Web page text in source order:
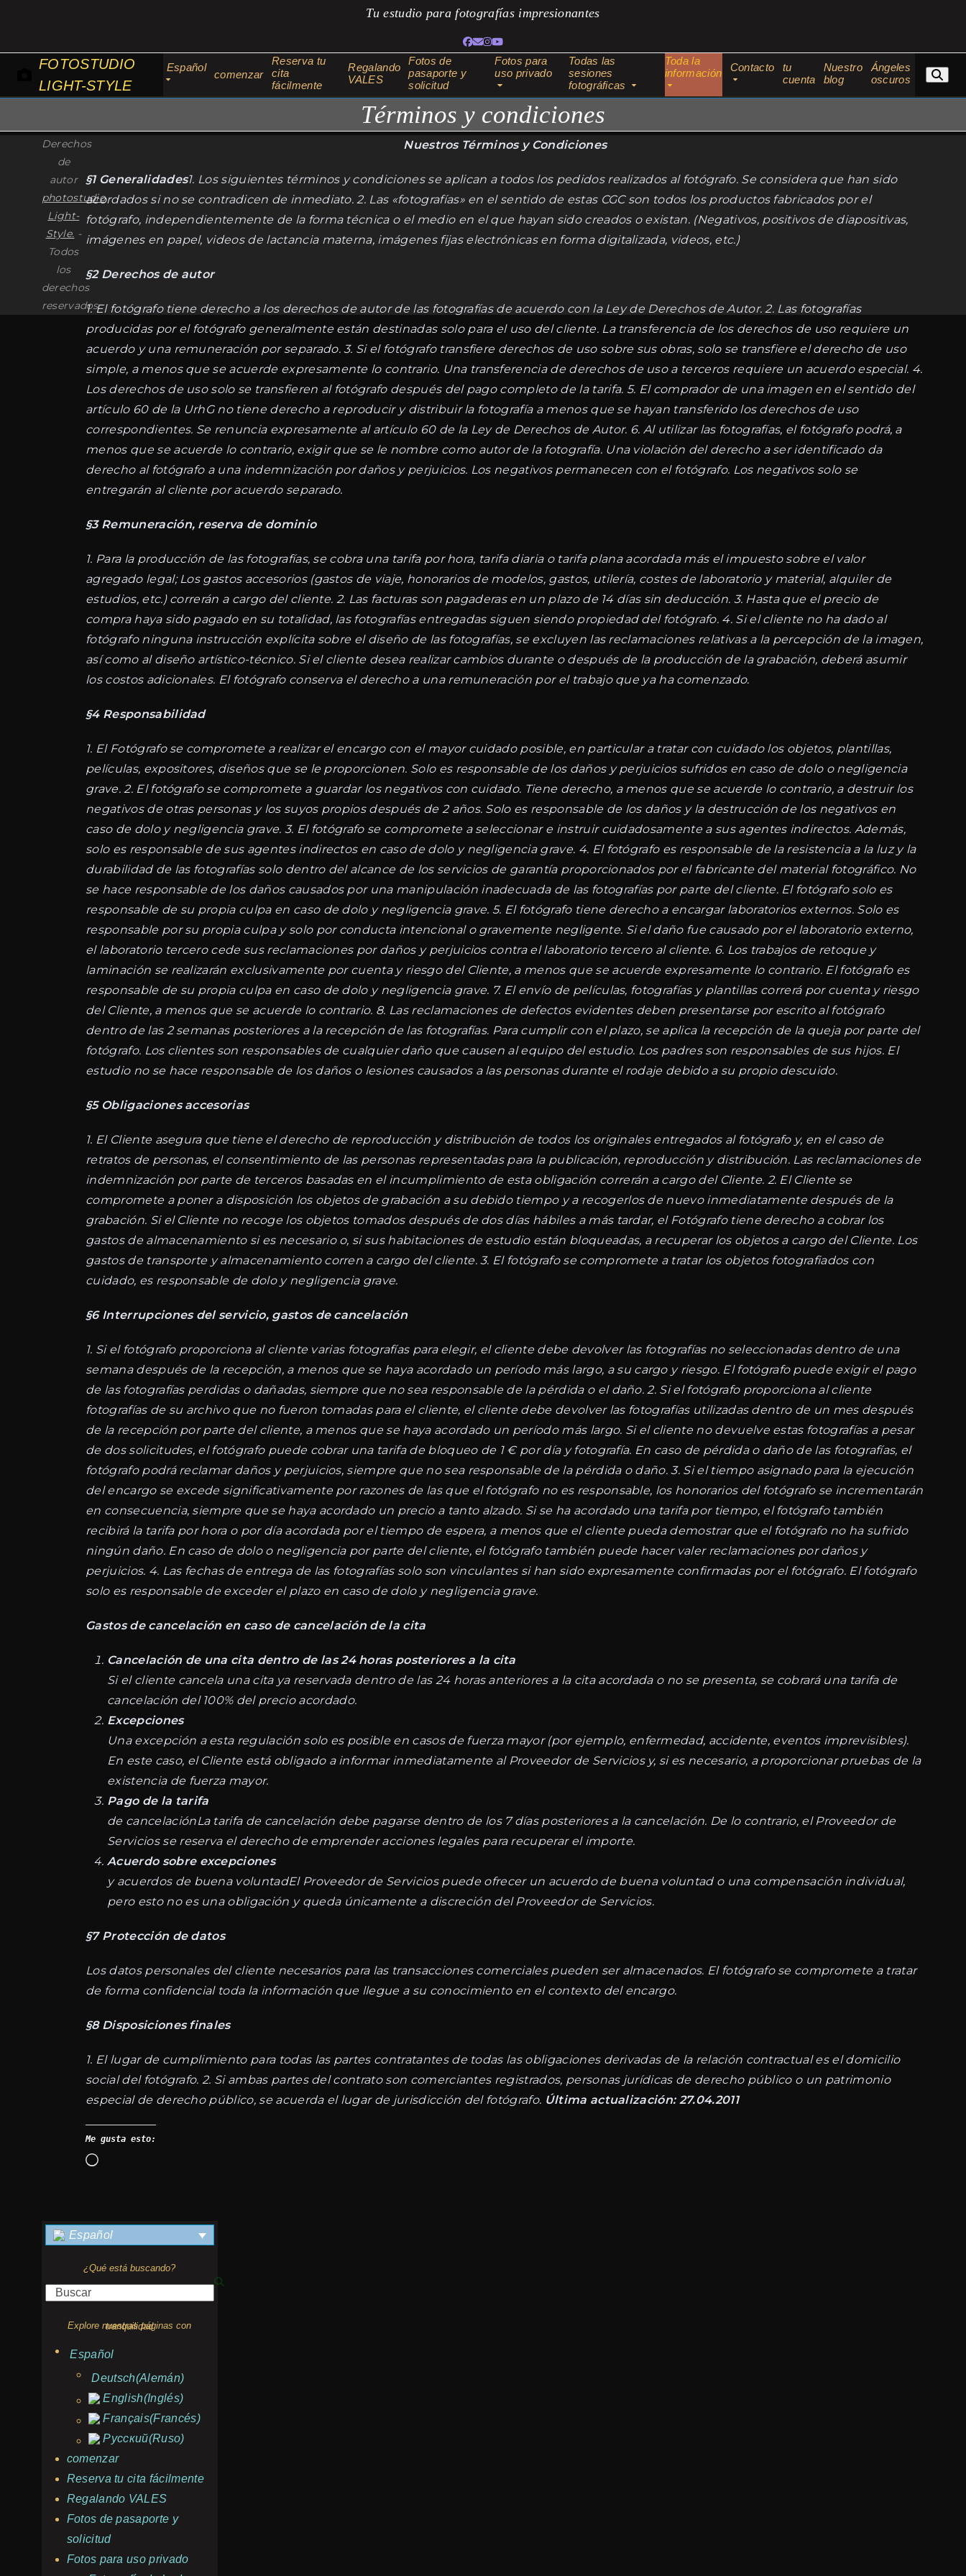
contenido
Tu estudio para fotografías impresionantes
Facebook
Correo
electrónico
Instagram
YouTube
FOTOSTUDIO
LIGHT-STYLE
Español
comenzar
Reserva tu
cita
fácilmente
Regalando
VALES
Fotos de
pasaporte y
solicitud
Fotos para
uso privado
Todas las
sesiones
fotográficas
Toda la
información
Contacto
tu
cuenta
Nuestro
blog
Ángeles
oscuros
Términos y condiciones
Nuestros Términos y Condiciones
§1 Generalidades1. Los siguientes términos y condiciones se aplican a todos los pedidos realizados al fotógrafo. Se considera que han sido
acordados si no se contradicen de inmediato. 2. Las «fotografías» en el sentido de estas CGC son todos los productos fabricados por el
fotógrafo, independientemente de la forma técnica o el medio en el que hayan sido creados o existan. (Negativos, positivos de diapositivas,
imágenes en papel, videos de lactancia materna, imágenes fijas electrónicas en forma digitalizada, videos, etc.)
§2 Derechos de autor
1. El fotógrafo tiene derecho a los derechos de autor de las fotografías de acuerdo con la Ley de Derechos de Autor. 2. Las fotografías
producidas por el fotógrafo generalmente están destinadas solo para el uso del cliente. La transferencia de los derechos de uso requiere un
acuerdo y una remuneración por separado. 3. Si el fotógrafo transfiere derechos de uso sobre sus obras, solo se transfiere el derecho de uso
simple, a menos que se acuerde expresamente lo contrario. Una transferencia de derechos de uso a terceros requiere un acuerdo especial. 4.
Los derechos de uso solo se transfieren al fotógrafo después del pago completo de la tarifa. 5. El comprador de una imagen en el sentido del
artículo 60 de la UrhG no tiene derecho a reproducir y distribuir la fotografía a menos que se hayan transferido los derechos de uso
correspondientes. Se renuncia expresamente al artículo 60 de la Ley de Derechos de Autor. 6. Al utilizar las fotografías, el fotógrafo podrá, a
menos que se acuerde lo contrario, exigir que se le nombre como autor de la fotografía. Una violación del derecho a ser identificado da
derecho al fotógrafo a una indemnización por daños y perjuicios. Los negativos permanecen con el fotógrafo. Los negativos solo se
entregarán al cliente por acuerdo separado.
§3 Remuneración, reserva de dominio
1. Para la producción de las fotografías, se cobra una tarifa por hora, tarifa diaria o tarifa plana acordada más el impuesto sobre el valor
agregado legal; Los gastos accesorios (gastos de viaje, honorarios de modelos, gastos, utilería, costes de laboratorio y material, alquiler de
estudios, etc.) correrán a cargo del cliente. 2. Las facturas son pagaderas en un plazo de 14 días sin deducción. 3. Hasta que el precio de
compra haya sido pagado en su totalidad, las fotografías entregadas siguen siendo propiedad del fotógrafo. 4. Si el cliente no ha dado al
fotógrafo ninguna instrucción explícita sobre el diseño de las fotografías, se excluyen las reclamaciones relativas a la percepción de la imagen,
así como al diseño artístico-técnico. Si el cliente desea realizar cambios durante o después de la producción de la grabación, deberá asumir
los costos adicionales. El fotógrafo conserva el derecho a una remuneración por el trabajo que ya ha comenzado.
§4 Responsabilidad
1. El Fotógrafo se compromete a realizar el encargo con el mayor cuidado posible, en particular a tratar con cuidado los objetos, plantillas,
películas, expositores, diseños que se le proporcionen. Solo es responsable de los daños y perjuicios sufridos en caso de dolo o negligencia
grave. 2. El fotógrafo se compromete a guardar los negativos con cuidado. Tiene derecho, a menos que se acuerde lo contrario, a destruir los
negativos de otras personas y los suyos propios después de 2 años. Solo es responsable de los daños y la destrucción de los negativos en
caso de dolo y negligencia grave. 3. El fotógrafo se compromete a seleccionar e instruir cuidadosamente a sus agentes indirectos. Además,
solo es responsable de sus agentes indirectos en caso de dolo y negligencia grave. 4. El fotógrafo es responsable de la resistencia a la luz y la
durabilidad de las fotografías solo dentro del alcance de los servicios de garantía proporcionados por el fabricante del material fotográfico. No
se hace responsable de los daños causados por una manipulación inadecuada de las fotografías por parte del cliente. El fotógrafo solo es
responsable de su propia culpa en caso de dolo y negligencia grave. 5. El fotógrafo tiene derecho a encargar laboratorios externos. Solo es
responsable por su propia culpa y solo por conducta intencional o gravemente negligente. Si el daño fue causado por el laboratorio externo,
el laboratorio tercero cede sus reclamaciones por daños y perjuicios contra el laboratorio tercero al cliente. 6. Los trabajos de retoque y
laminación se realizarán exclusivamente por cuenta y riesgo del Cliente, a menos que se acuerde expresamente lo contrario. El fotógrafo es
responsable de su propia culpa en caso de dolo y negligencia grave. 7. El envío de películas, fotografías y plantillas correrá por cuenta y riesgo
del Cliente, a menos que se acuerde lo contrario. 8. Las reclamaciones de defectos evidentes deben presentarse por escrito al fotógrafo
dentro de las 2 semanas posteriores a la recepción de las fotografías. Para cumplir con el plazo, se aplica la recepción de la queja por parte del
fotógrafo. Los clientes son responsables de cualquier daño que causen al equipo del estudio. Los padres son responsables de sus hijos. El
estudio no se hace responsable de los daños o lesiones causados a las personas durante el rodaje debido a su propio descuido.
§5 Obligaciones accesorias
1. El Cliente asegura que tiene el derecho de reproducción y distribución de todos los originales entregados al fotógrafo y, en el caso de
retratos de personas, el consentimiento de las personas representadas para la publicación, reproducción y distribución. Las reclamaciones de
indemnización por parte de terceros basadas en el incumplimiento de esta obligación correrán a cargo del Cliente. 2. El Cliente se
compromete a poner a disposición los objetos de grabación a su debido tiempo y a recogerlos de nuevo inmediatamente después de la
grabación. Si el Cliente no recoge los objetos tomados después de dos días hábiles a más tardar, el Fotógrafo tiene derecho a cobrar los
gastos de almacenamiento si es necesario o, si sus habitaciones de estudio están bloqueadas, a recuperar los objetos a cargo del Cliente. Los
gastos de transporte y almacenamiento corren a cargo del cliente. 3. El fotógrafo se compromete a tratar los objetos fotografiados con
cuidado, es responsable de dolo y negligencia grave.
§6 Interrupciones del servicio, gastos de cancelación
1. Si el fotógrafo proporciona al cliente varias fotografías para elegir, el cliente debe devolver las fotografías no seleccionadas dentro de una
semana después de la recepción, a menos que se haya acordado un período más largo, a su cargo y riesgo. El fotógrafo puede exigir el pago
de las fotografías perdidas o dañadas, siempre que no sea responsable de la pérdida o el daño. 2. Si el fotógrafo proporciona al cliente
fotografías de su archivo que no fueron tomadas para el cliente, el cliente debe devolver las fotografías utilizadas dentro de un mes después
de la recepción por parte del cliente, a menos que se haya acordado un período más largo. Si el cliente no devuelve estas fotografías a pesar
de dos solicitudes, el fotógrafo puede cobrar una tarifa de bloqueo de 1 € por día y fotografía. En caso de pérdida o daño de las fotografías, el
fotógrafo podrá reclamar daños y perjuicios, siempre que no sea responsable de la pérdida o daño. 3. Si el tiempo asignado para la ejecución
del encargo se excede significativamente por razones de las que el fotógrafo no es responsable, los honorarios del fotógrafo se incrementarán
en consecuencia, siempre que se haya acordado un precio a tanto alzado. Si se ha acordado una tarifa por tiempo, el fotógrafo también
recibirá la tarifa por hora o por día acordada por el tiempo de espera, a menos que el cliente pueda demostrar que el fotógrafo no ha sufrido
ningún daño. En caso de dolo o negligencia por parte del cliente, el fotógrafo también puede hacer valer reclamaciones por daños y
perjuicios. 4. Las fechas de entrega de las fotografías solo son vinculantes si han sido expresamente confirmadas por el fotógrafo. El fotógrafo
solo es responsable de exceder el plazo en caso de dolo y negligencia grave.
Gastos de cancelación en caso de cancelación de la cita
Cancelación de una cita dentro de las 24 horas posteriores a la cita
Si el cliente cancela una cita ya reservada dentro de las 24 horas anteriores a la cita acordada o no se presenta, se cobrará una tarifa de
cancelación del 100% del precio acordado.
Excepciones
Una excepción a esta regulación solo es posible en casos de fuerza mayor (por ejemplo, enfermedad, accidente, eventos imprevisibles).
En este caso, el Cliente está obligado a informar inmediatamente al Proveedor de Servicios y, si es necesario, a proporcionar pruebas de la
existencia de fuerza mayor.
Pago de la tarifa
de cancelaciónLa tarifa de cancelación debe pagarse dentro de los 7 días posteriores a la cancelación. De lo contrario, el Proveedor de
Servicios se reserva el derecho de emprender acciones legales para recuperar el importe.
Acuerdo sobre excepciones
y acuerdos de buena voluntadEl Proveedor de Servicios puede ofrecer un acuerdo de buena voluntad o una compensación individual,
pero esto no es una obligación y queda únicamente a discreción del Proveedor de Servicios.
§7 Protección de datos
Los datos personales del cliente necesarios para las transacciones comerciales pueden ser almacenados. El fotógrafo se compromete a tratar
de forma confidencial toda la información que llegue a su conocimiento en el contexto del encargo.
§8 Disposiciones finales
1. El lugar de cumplimiento para todas las partes contratantes de todas las obligaciones derivadas de la relación contractual es el domicilio
social del fotógrafo. 2. Si ambas partes del contrato son comerciantes registrados, personas jurídicas de derecho público o un patrimonio
especial de derecho público, se acuerda el lugar de jurisdicción del fotógrafo. Última actualización: 27.04.2011
Me gusta esto:
Cargando...
Español
¿Qué está buscando?
Buscar
Explore nuestras páginas con tranquilidad
Español
Deutsch(Alemán)
English(Inglés)
Français(Francés)
Русский(Ruso)
comenzar
Reserva tu cita fácilmente
Regalando VALES
Fotos de pasaporte y
solicitud
Fotos para uso privado
Derechos
de
autor
photostudio
Light-
Style. -
Todos
los
derechos
reservados